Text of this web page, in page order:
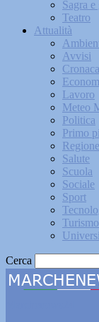
Sagra
Teatro
Attualità
Avvisi
Cronaca
Lavoro
Meteo
Politica
Primo
Regione
Salute
Scuola
Sociale
Sport
Turismo
Cerca